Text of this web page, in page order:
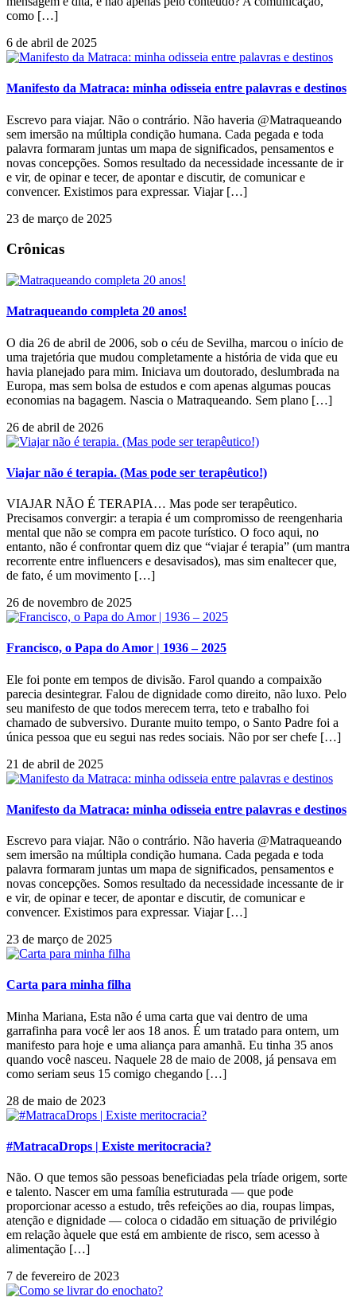
como […]
6 de abril de 2025
Manifesto da Matraca: minha odisseia entre palavras e destinos
Escrevo para viajar. Não o contrário. Não haveria @Matraqueando
sem imersão na múltipla condição humana. Cada pegada e toda
palavra formaram juntas um mapa de significados, pensamentos e
novas concepções. Somos resultado da necessidade incessante de ir
e vir, de opinar e tecer, de apontar e discutir, de comunicar e
convencer. Existimos para expressar. Viajar […]
23 de março de 2025
Crônicas
Matraqueando completa 20 anos!
O dia 26 de abril de 2006, sob o céu de Sevilha, marcou o início de
uma trajetória que mudou completamente a história de vida que eu
havia planejado para mim. Iniciava um doutorado, deslumbrada na
Europa, mas sem bolsa de estudos e com apenas algumas poucas
economias na bagagem. Nascia o Matraqueando. Sem plano […]
26 de abril de 2026
Viajar não é terapia. (Mas pode ser terapêutico!)
VIAJAR NÃO É TERAPIA… Mas pode ser terapêutico.
Precisamos convergir: a terapia é um compromisso de reengenharia
mental que não se compra em pacote turístico. O foco aqui, no
entanto, não é confrontar quem diz que “viajar é terapia” (um mantra
recorrente entre influencers e desavisados), mas sim enaltecer que,
de fato, é um movimento […]
26 de novembro de 2025
Francisco, o Papa do Amor | 1936 – 2025
Ele foi ponte em tempos de divisão. Farol quando a compaixão
parecia desintegrar. Falou de dignidade como direito, não luxo. Pelo
seu manifesto de que todos merecem terra, teto e trabalho foi
chamado de subversivo. Durante muito tempo, o Santo Padre foi a
única pessoa que eu segui nas redes sociais. Não por ser chefe […]
21 de abril de 2025
Manifesto da Matraca: minha odisseia entre palavras e destinos
Escrevo para viajar. Não o contrário. Não haveria @Matraqueando
sem imersão na múltipla condição humana. Cada pegada e toda
palavra formaram juntas um mapa de significados, pensamentos e
novas concepções. Somos resultado da necessidade incessante de ir
e vir, de opinar e tecer, de apontar e discutir, de comunicar e
convencer. Existimos para expressar. Viajar […]
23 de março de 2025
Carta para minha filha
Minha Mariana, Esta não é uma carta que vai dentro de uma
garrafinha para você ler aos 18 anos. É um tratado para ontem, um
manifesto para hoje e uma aliança para amanhã. Eu tinha 35 anos
quando você nasceu. Naquele 28 de maio de 2008, já pensava em
como seriam seus 15 comigo chegando […]
28 de maio de 2023
#MatracaDrops | Existe meritocracia?
Não. O que temos são pessoas beneficiadas pela tríade origem, sorte
e talento. Nascer em uma família estruturada — que pode
proporcionar acesso a estudo, três refeições ao dia, roupas limpas,
atenção e dignidade — coloca o cidadão em situação de privilégio
em relação àquele que está em ambiente de risco, sem acesso à
alimentação […]
7 de fevereiro de 2023